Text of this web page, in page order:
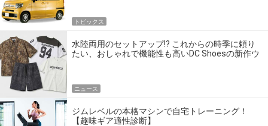
トピックス
水陸両用のセットアップ!? これからの時季に頼り
たい、おしゃれで機能性も高いDC Shoesの新作ウ
ニュース
ジムレベルの本格マシンで自宅トレーニング！
【趣味ギア適性診断】